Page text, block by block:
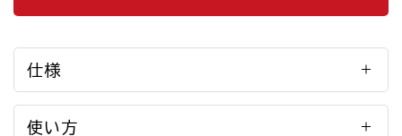
仕様
使い方